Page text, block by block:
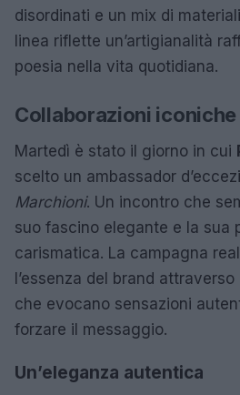
disordinati e un mix di
linea riflette un’artigianalità
poesia nella vita quotidiana.
Collaborazioni iconiche
Martedì è stato il giorno in cui
scelto un ambassador
Marchioni. Un incontro che
suo fascino elegante e la sua
carismatica. La campagna
l’essenza del brand
che evocano sensazioni
forzare il messaggio.
Un’eleganza autentica